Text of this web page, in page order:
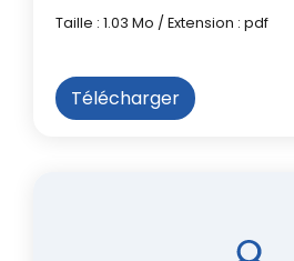
Taille : 1.03 Mo / Extension : pdf
Télécharger